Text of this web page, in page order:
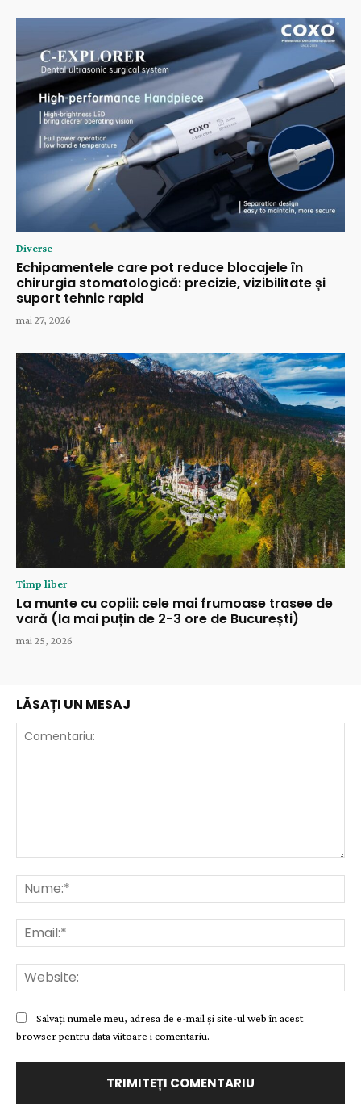
Diverse
Echipamentele care pot reduce blocajele în
chirurgia stomatologică: precizie, vizibilitate și
suport tehnic rapid
mai 27, 2026
Timp liber
La munte cu copiii: cele mai frumoase trasee de
vară (la mai puțin de 2-3 ore de București)
mai 25, 2026
LĂSAȚI UN MESAJ
Salvați numele meu, adresa de e-mail și site-ul web în acest
browser pentru data viitoare i comentariu.